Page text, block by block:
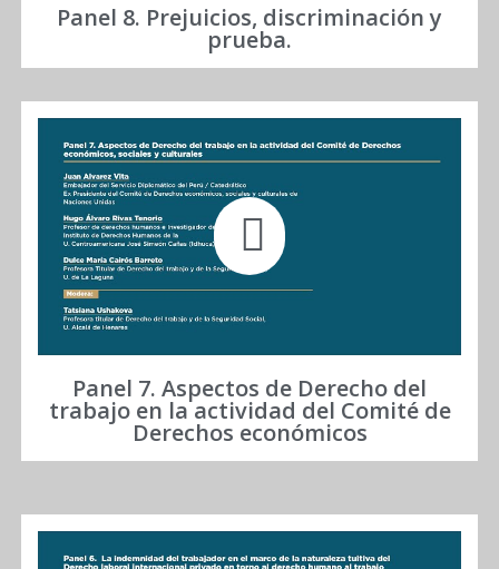
Panel 8. Prejuicios, discriminación y
prueba.
Panel 7. Aspectos de Derecho del
trabajo en la actividad del Comité de
Derechos económicos